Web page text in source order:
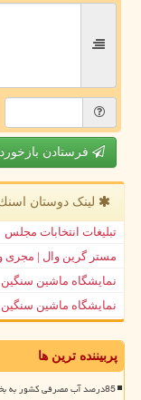
فرستادن بازخورد
لینک دوستان
تبلیغات انتخابات مجلس
مستر گرین وال | مجری و
نمایشگاه ماشین سنگین
نمایشگاه ماشین سنگین
پربیننده ترین ها
85درصد آب مصرفی کشور به بخش کشاورزی اختصاص دارد، آن هم با قیمت خیلی پایین